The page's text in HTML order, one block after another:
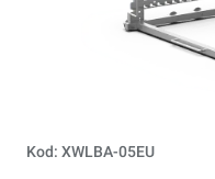
Kod: XWLBA-05EU